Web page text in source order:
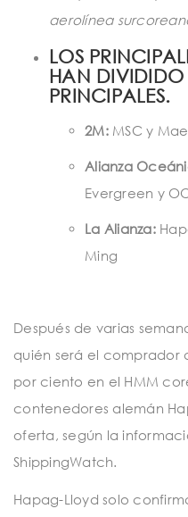
aerolínea
LOS
HAN DIVIDIDO
PRINCIPALES.
2M:MSC y
Alianza
Evergreen y
La Alianza:
Ming
Después de varias
quién será el comprador
por ciento en el HMM
contenedores alemán
oferta, según la
ShippingWatch.
Hapag-Lloyd solo